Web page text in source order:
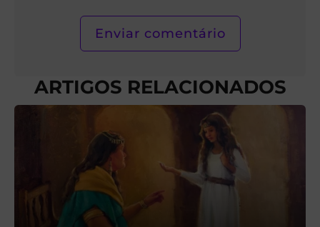
ARTIGOS RELACIONADOS